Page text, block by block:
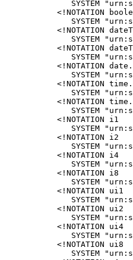
SYSTEM
<!NOTATION
SYSTEM
<!NOTATION
SYSTEM
<!NOTATION
SYSTEM
<!NOTATION
SYSTEM
<!NOTATION
SYSTEM
<!NOTATION
SYSTEM
<!NOTATION i1
SYSTEM
<!NOTATION i2
SYSTEM
<!NOTATION i4
SYSTEM
<!NOTATION i8
SYSTEM
<!NOTATION ui1
SYSTEM
<!NOTATION ui2
SYSTEM
<!NOTATION ui4
SYSTEM
<!NOTATION ui8
SYSTEM